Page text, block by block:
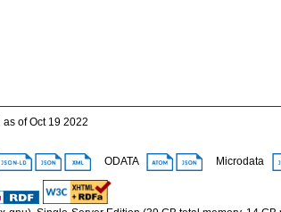
of Oct 19 2022
ODATA Microdata